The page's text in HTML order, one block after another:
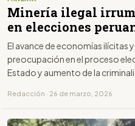
Minería ilegal
en elecciones
El avance de economías ilícitas
preocupación en el proceso
Estado y aumento de la
Redacción · 26 de marzo, 2026